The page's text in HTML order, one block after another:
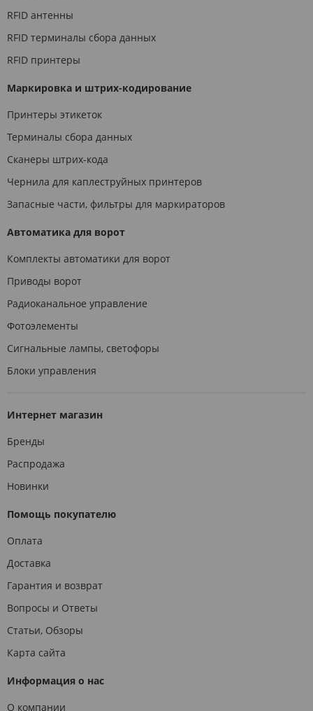
RFID антенны
RFID терминалы сбора данных
RFID принтеры
Маркировка и штрих-кодирование
Принтеры этикеток
Терминалы сбора данных
Сканеры штрих-кода
Чернила для каплеструйных принтеров
Запасные части, фильтры для маркираторов
Автоматика для ворот
Комплекты автоматики для ворот
Приводы ворот
Радиоканальное управление
Фотоэлементы
Сигнальные лампы, светофоры
Блоки управления
Интернет магазин
Бренды
Распродажа
Новинки
Помощь покупателю
Оплата
Доставка
Гарантия и возврат
Вопросы и Ответы
Статьи, Обзоры
Карта сайта
Информация о нас
О компании